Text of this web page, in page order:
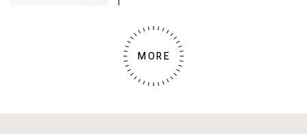
MORE